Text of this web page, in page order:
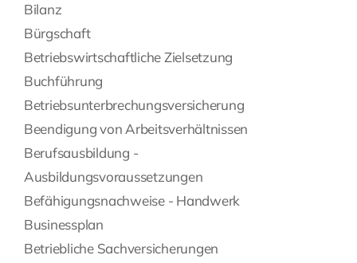
Bilanz
Bürgschaft
Betriebswirtschaftliche Zielsetzung
Buchführung
Betriebsunterbrechungsversicherung
Beendigung von Arbeitsverhältnissen
Berufsausbildung -
Ausbildungsvoraussetzungen
Befähigungsnachweise - Handwerk
Businessplan
Betriebliche Sachversicherungen